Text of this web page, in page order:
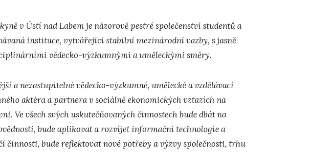
v Ústí nad Labem je názorově pestré společenství studentů a
instituce, vytvářející stabilní mezinárodní vazby, s jasně
vědecko-výzkumnými a uměleckými směry.
a nezastupitelné vědecko-výzkumné, umělecké a vzdělávací
aktéra a partnera v sociálně ekonomických vztazích na
Ve všech svých uskutečňovaných činnostech bude dbát na
bude aplikovat a rozvíjet informační technologie a
činnosti, bude reflektovat nové potřeby a výzvy společnosti, trhu